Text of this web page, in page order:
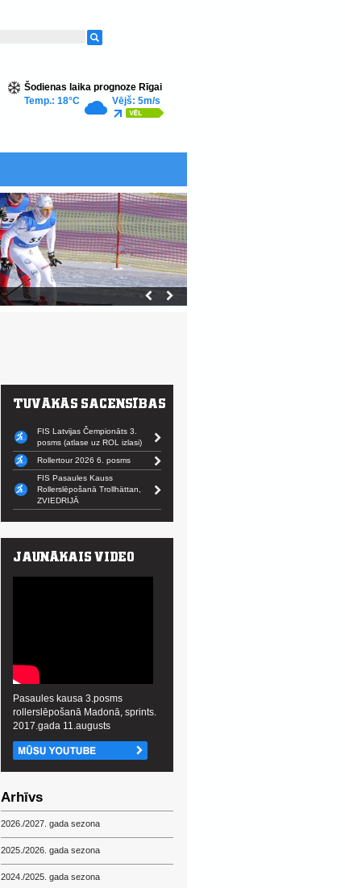
Šodienas laika prognoze Rīgai
Temp.: 18°C
Vējš: 5m/s
FIS Latvijas Čempionāts 3.
posms (atlase uz ROL izlasi)
Rollertour 2026 6. posms
FIS Pasaules Kauss
Rollerslēpošanā Trollhättan,
ZVIEDRIJĀ
Pasaules kausa 3.posms
rollerslēpošanā Madonā, sprints.
2017.gada 11.augusts
Arhīvs
2026./2027. gada sezona
2025./2026. gada sezona
2024./2025. gada sezona